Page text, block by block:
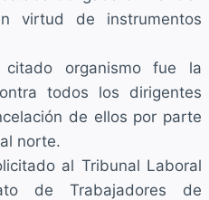
virtud de instrumentos
organismo fue la
todos los dirigentes
de ellos por parte
norte.
al Tribunal Laboral
de Trabajadores de